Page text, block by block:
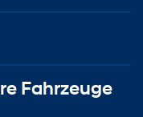
Fahrzeuge